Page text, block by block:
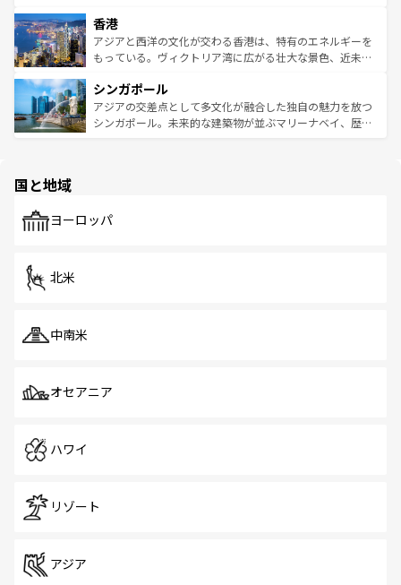
とつ。フォーやバインミー、ベトナムコーヒーなどは、ぜ
ひ現地で味わいたい。どの地域を訪れてもあたたかい人々
が旅行者を迎えてくれるので、きっと忘れられない旅にな
参照してほしい。
の活気が交差している。北部ではチェンマイなどの山岳地
帯で自然と触れ合い、南部ではプーケットやクラビの美し
いビーチでリゾート気分を楽しむことができる。タイ料理
激する。気候は一年中温暖で、どの季節にも異なる楽しみ
が待っている。親しみやすいタイの人々、仏教を中心とし
た文化、そして多様な観光資源が、訪れる旅人を魅了し続
香港
アジアと西洋の文化が交わる香港は、特有のエネルギーを
もっている。ヴィクトリア湾に広がる壮大な景色、近未来
み、どこを訪れても感動するはず。観光スポットが密集し
ており、効率よく見どころを回れるのも魅力。息をのむよ
うな絶景から文化的な体験まで、香港を存分に楽しみ尽く
シンガポール
アジアの交差点として多文化が融合した独自の魅力を放つ
シンガポール。未来的な建築物が並ぶマリーナベイ、歴史
で、ホーカーズは地元の風情を楽しめる外せないスポット
国と地域
ヨーロッパ
北米
中南米
オセアニア
ハワイ
リゾート
アジア